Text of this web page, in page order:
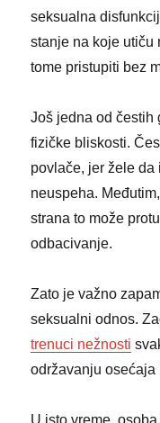
seksualna
stanje na koje utiču
tome pristupiti bez
Još jedna od čestih
fizičke bliskosti.
povlače, jer žele da
neuspeha.
strana to može
odbacivanje.
Zato je važno
seksualni odnos.
trenuci nežnosti
održavanju osećaja
U isto vreme,